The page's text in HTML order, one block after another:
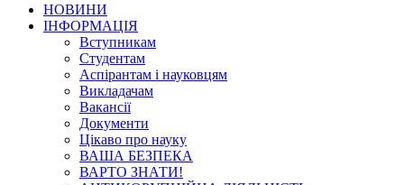
НОВИНИ
ІНФОРМАЦІЯ
Вступникам
Студентам
Аспірантам і науковцям
Викладачам
Вакансії
Документи
Цікаво про науку
ВАША БЕЗПЕКА
ВАРТО ЗНАТИ!